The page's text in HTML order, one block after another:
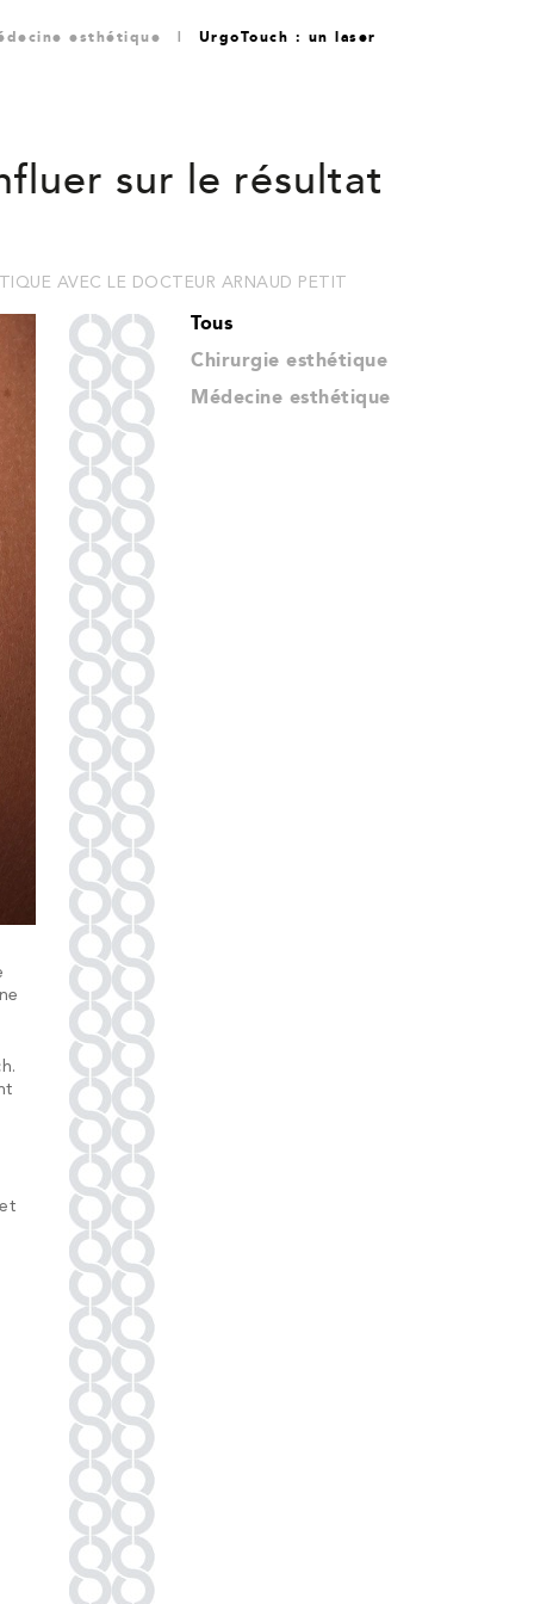
esthétique
UrgoTouch : un laser
sur le résultat
AVEC LE DOCTEUR ARNAUD PETIT
et
Tous
Chirurgie esthétique
Médecine esthétique